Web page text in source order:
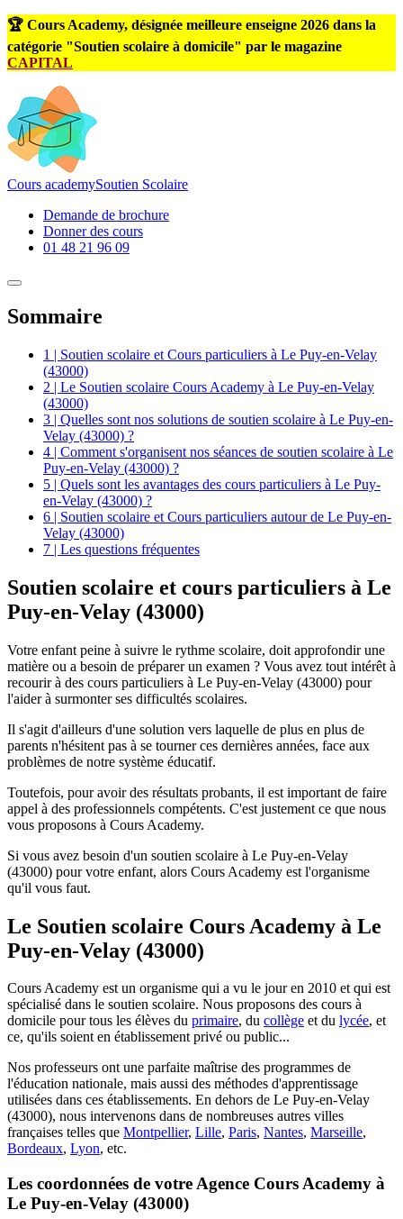
🏆 Cours Academy, désignée meilleure enseigne 2026 dans la
catégorie "Soutien scolaire à domicile" par le magazine
CAPITAL
Cours academySoutien Scolaire
Demande de brochure
Donner des cours
01 48 21 96 09
Sommaire
1 | Soutien scolaire et Cours particuliers à Le Puy-en-Velay
(43000)
2 | Le Soutien scolaire Cours Academy à Le Puy-en-Velay
(43000)
3 | Quelles sont nos solutions de soutien scolaire à Le Puy-en-
Velay (43000) ?
4 | Comment s'organisent nos séances de soutien scolaire à Le
Puy-en-Velay (43000) ?
5 | Quels sont les avantages des cours particuliers à Le Puy-
en-Velay (43000) ?
6 | Soutien scolaire et Cours particuliers autour de Le Puy-en-
Velay (43000)
7 | Les questions fréquentes
Soutien scolaire et cours particuliers à Le
Puy-en-Velay (43000)
Votre enfant peine à suivre le rythme scolaire, doit approfondir une
matière ou a besoin de préparer un examen ? Vous avez tout intérêt à
recourir à des cours particuliers à Le Puy-en-Velay (43000) pour
l'aider à surmonter ses difficultés scolaires.
Il s'agit d'ailleurs d'une solution vers laquelle de plus en plus de
parents n'hésitent pas à se tourner ces dernières années, face aux
problèmes de notre système éducatif.
Toutefois, pour avoir des résultats probants, il est important de faire
appel à des professionnels compétents. C'est justement ce que nous
vous proposons à Cours Academy.
Si vous avez besoin d'un soutien scolaire à Le Puy-en-Velay
(43000) pour votre enfant, alors Cours Academy est l'organisme
qu'il vous faut.
Le Soutien scolaire Cours Academy à Le
Puy-en-Velay (43000)
Cours Academy est un organisme qui a vu le jour en 2010 et qui est
spécialisé dans le soutien scolaire. Nous proposons des cours à
domicile pour tous les élèves du primaire, du collège et du lycée, et
ce, qu'ils soient en établissement privé ou public...
Nos professeurs ont une parfaite maîtrise des programmes de
l'éducation nationale, mais aussi des méthodes d'apprentissage
utilisées dans ces établissements. En dehors de Le Puy-en-Velay
(43000), nous intervenons dans de nombreuses autres villes
françaises telles que Montpellier, Lille, Paris, Nantes, Marseille,
Bordeaux, Lyon, etc.
Les coordonnées de votre Agence Cours Academy à
Le Puy-en-Velay (43000)